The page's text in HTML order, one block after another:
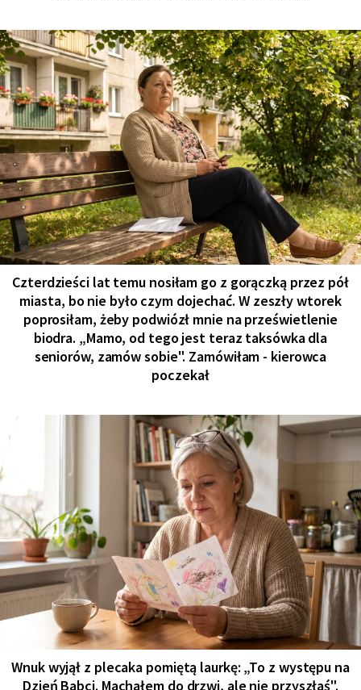
Czterdzieści lat temu nosiłam go z gorączką przez pół
miasta, bo nie było czym dojechać. W zeszły wtorek
poprosiłam, żeby podwiózł mnie na prześwietlenie
biodra. „Mamo, od tego jest teraz taksówka dla
seniorów, zamów sobie". Zamówiłam - kierowca
poczekał
Wnuk wyjął z plecaka pomiętą laurkę: „To z występu na
Dzień Babci. Machałem do drzwi, ale nie przyszłaś".